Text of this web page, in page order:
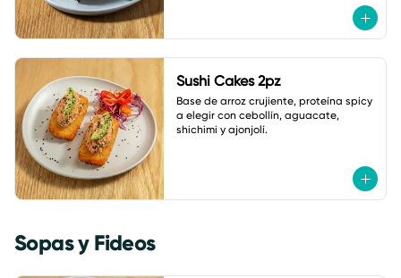
Sushi Cakes 2pz
Base de arroz crujiente, proteína spicy
a elegir con cebollín, aguacate,
shichimi y ajonjolí.
Sopas y Fideos